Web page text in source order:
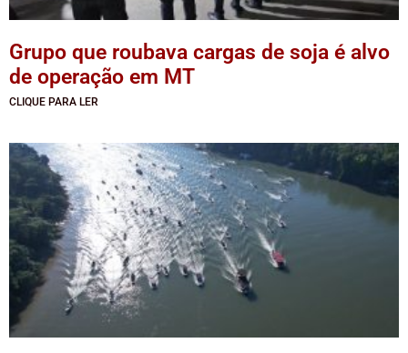
Grupo que roubava cargas de soja é alvo
de operação em MT
CLIQUE PARA LER